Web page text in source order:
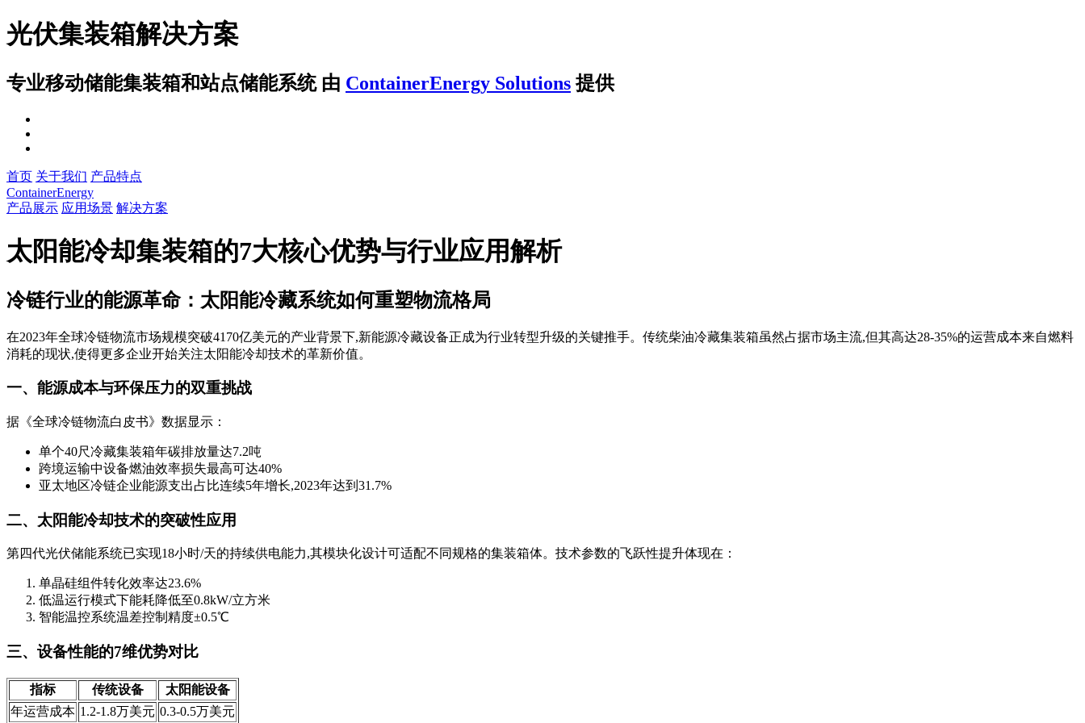
光伏集装箱解决方案
专业移动储能集装箱和站点储能系统 由 ContainerEnergy Solutions 提供
首页 关于我们 产品特点
ContainerEnergy
产品展示 应用场景 解决方案
太阳能冷却集装箱的7大核心优势与行业应用解析
冷链行业的能源革命：太阳能冷藏系统如何重塑物流格局
在2023年全球冷链物流市场规模突破4170亿美元的产业背景下,新能源冷藏设备正成为行业转型升级的关键推手。传统柴油冷藏集装箱虽然占据市场主流,但其高达28-35%的运营成本来自燃料
消耗的现状,使得更多企业开始关注太阳能冷却技术的革新价值。
一、能源成本与环保压力的双重挑战
据《全球冷链物流白皮书》数据显示：
单个40尺冷藏集装箱年碳排放量达7.2吨
跨境运输中设备燃油效率损失最高可达40%
亚太地区冷链企业能源支出占比连续5年增长,2023年达到31.7%
二、太阳能冷却技术的突破性应用
第四代光伏储能系统已实现18小时/天的持续供电能力,其模块化设计可适配不同规格的集装箱体。技术参数的飞跃性提升体现在：
单晶硅组件转化效率达23.6%
低温运行模式下能耗降低至0.8kW/立方米
智能温控系统温差控制精度±0.5℃
三、设备性能的7维优势对比
指标 传统设备
太阳能设备
年运营成本 1.2-1.8万美元 0.3-0.5万美元